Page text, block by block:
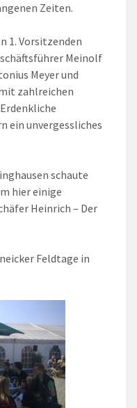
Zeiten.
1. Vorsitzenden
Meinolf
Meyer und
zahlreichen
ein unvergessliches
schaute
hier einige
Heinrich – Der
Feldtage in